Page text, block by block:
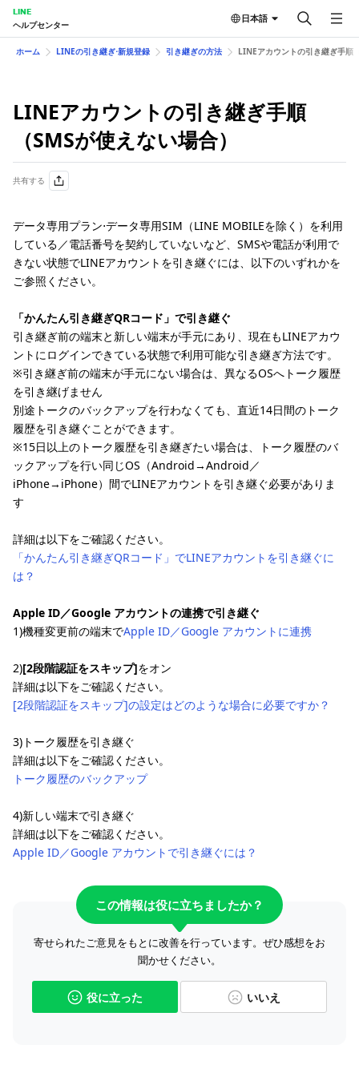
LINE
ヘルプセンター
日本語
ホーム LINEの引き継ぎ⋅新規登録 引き継ぎの方法 LINEアカウントの引き継ぎ手順
LINEアカウントの引き継ぎ手順
（SMSが使えない場合）
共有する
データ専用プラン⋅データ専用SIM（LINE MOBILEを除く）を利用
している／電話番号を契約していないなど、SMSや電話が利用で
きない状態でLINEアカウントを引き継ぐには、以下のいずれかを
ご参照ください。
「かんたん引き継ぎQRコード」で引き継ぐ
引き継ぎ前の端末と新しい端末が手元にあり、現在もLINEアカウ
ントにログインできている状態で利用可能な引き継ぎ方法です。
※引き継ぎ前の端末が手元にない場合は、異なるOSへトーク履歴
を引き継げません
別途トークのバックアップを行わなくても、直近14日間のトーク
履歴を引き継ぐことができます。
※15日以上のトーク履歴を引き継ぎたい場合は、トーク履歴のバ
ックアップを行い同じOS（Android→Android／
iPhone→iPhone）間でLINEアカウントを引き継ぐ必要がありま
す
詳細は以下をご確認ください。
「かんたん引き継ぎQRコード」でLINEアカウントを引き継ぐに
は？
Apple ID／Google アカウントの連携で引き継ぐ
1)機種変更前の端末でApple ID／Google アカウントに連携
2)[2段階認証をスキップ]をオン
詳細は以下をご確認ください。
[2段階認証をスキップ]の設定はどのような場合に必要ですか？
3)トーク履歴を引き継ぐ
詳細は以下をご確認ください。
トーク履歴のバックアップ
4)新しい端末で引き継ぐ
詳細は以下をご確認ください。
Apple ID／Google アカウントで引き継ぐには？
この情報は役に立ちましたか？
寄せられたご意見をもとに改善を行っています。ぜひ感想をお
聞かせください。
役に立った いいえ